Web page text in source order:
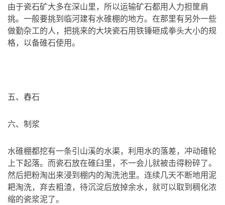
由于瓷石矿大多在深山里，所以运输矿石都用人力担筐肩
挑。一般要挑到临河建有水碓棚的地方。在那里有另外一些
做勤杂工的人，把挑来的大块瓷石用铁锤砸成拳头大小的规
格，以备碓石使用。
五、舂石
六、制浆
水碓棚都挖有一条引山溪的水渠，利用水的落差，冲动碓轮
上下起落。而瓷石放在碓臼里，不一会儿就被击得粉碎了。
然后把粉淘出来浸到棚内的淘洗池里。连续几天不断地用泥
耙淘洗，弃去粗渣，待沉淀后放掉余水，就可以取到稠化浓
缩的瓷浆泥了。